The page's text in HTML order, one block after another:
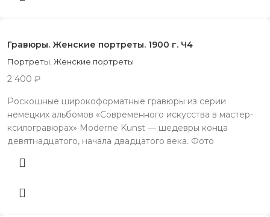
Гравюры. Женские портреты. 1900 г. Ч4
Портреты, Женские портреты
2 400 ₽
Роскошные широкоформатные гравюры из серии
немецких альбомов «Современного искусства в мастер-
ксилогравюрах» Moderne Kunst — шедевры конца
девятнадцатого, начала двадцатого века. Фото